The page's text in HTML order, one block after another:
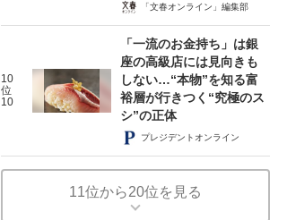
「文春オンライン」編集部
10
位
10
「一流のお金持ち」は銀
座の高級店には見向きも
しない…“本物”を知る富
裕層が行きつく“究極のス
シ”の正体
プレジデントオンライン
11位から20位を見る